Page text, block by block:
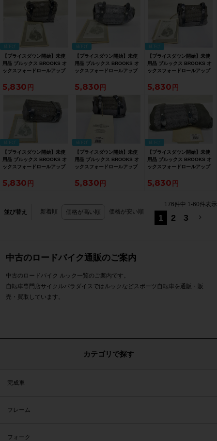
サイズ カーキ【お買い得
サイズ カーキ【お買い得
サイズ カーキ【お買い得
値下げ
【プライスダウン開始】未使
用品 ブルックス BROOKS オ
ックスフォードロールアップ
BOULTBEE OXFORD
RAINCAPE レインポンチョ M
サイズ グレー【お買い得
5,830
値下げ
【プライスダウン開始】未使
用品 ブルックス BROOKS オ
ックスフォードロールアップ
BOULTBEE OXFORD
RAINCAPE レインポンチョ S
サイズ カーキ【お買い得
5,830
値下げ
【プライスダウン開始】未使
用品 ブルックス BROOKS オ
ックスフォードロールアップ
BOULTBEE OXFORD
RAINCAPE レインポンチョ S
SALE】
5,830
値下げ
【プライスダウン開始】未使
用品 ブルックス BROOKS オ
ックスフォードロールアップ
BOULTBEE OXFORD
RAINCAPE レインポンチョ S
5,830
値下げ
【プライスダウン開始】未使
用品 ブルックス BROOKS オ
ックスフォードロールアップ
BOULTBEE OXFORD
RAINCAPE レインポンチョ S
5,830
値下げ
【プライスダウン開始】未使
用品 ブルックス BROOKS オ
ックスフォードロールアップ
BOULTBEE OXFORD
RAINCAPE レインポンチョ L
SALE】
5,830
並び替え 新着順 価格が高い順 価格が安い順
176件中 1-60件表示
1 2 3
中古のロードバイク通販のご案内
中古のロードバイク ルック一覧のご案内です。
自転車専門店サイクルパラダイスではルックなどスポーツ自転車を通販・販
売・買取しています。
カテゴリで探す
完成車
フレーム
フォーク